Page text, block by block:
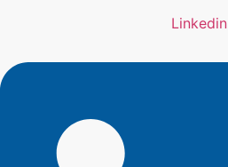
Linkedin